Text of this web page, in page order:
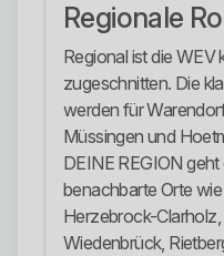
Regionale
Regional ist die WEV
zugeschnitten. Die
werden für
Müssingen und
DEINE REGION
benachbarte Orte
Herzebrock-
Wiedenbrück,